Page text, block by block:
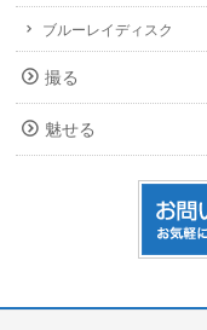
ブルーレイディスク
撮る
魅せる